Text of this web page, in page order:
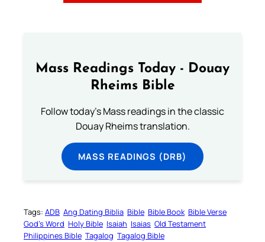
Mass Readings Today - Douay
Rheims Bible
Follow today's Mass readings in the classic
Douay Rheims translation.
MASS READINGS (DRB)
Tags: ADB Ang Dating Biblia Bible Bible Book Bible Verse
God’s Word Holy Bible Isaiah Isaias Old Testament
Philippines Bible Tagalog Tagalog Bible